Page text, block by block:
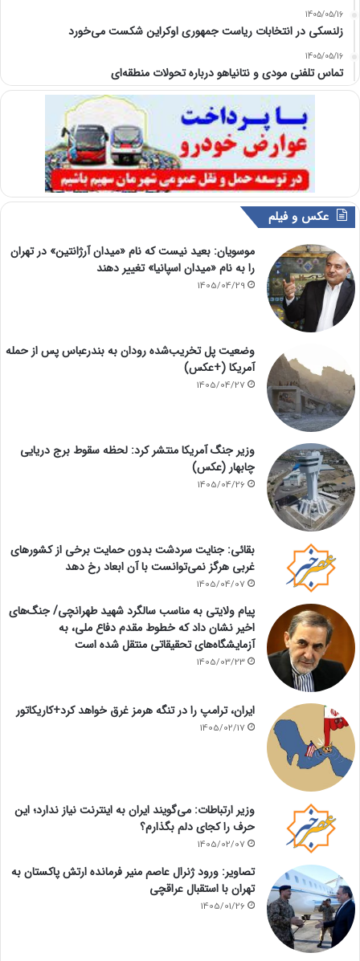
1405/05/16
زلنسکی در انتخابات ریاست جمهوری اوکراین شکست می‌خورد
1405/05/16
تماس تلفنی مودی و نتانیاهو درباره تحولات منطقه‌ای
عکس و فیلم
موسویان: بعید نیست که نام «میدان آرژانتین» در تهران
را به نام «میدان اسپانیا» تغییر دهند
1405/04/29
وضعیت پل تخریب‌شده رودان به بندرعباس پس از حمله
آمریکا (+عکس)
1405/04/27
وزیر جنگ آمریکا منتشر کرد: لحظه سقوط برج دریایی
چابهار (عکس)
1405/04/26
بقائی: جنایت سردشت بدون حمایت برخی از کشورهای
غربی هرگز نمی‌توانست با آن ابعاد رخ دهد
1405/04/07
پیام ولایتی به مناسب سالگرد شهید طهرانچی/ جنگ‌های
اخیر نشان داد که خطوط مقدم دفاع ملی، به
آزمایشگاه‌های تحقیقاتی منتقل شده است
1405/03/23
ایران، ترامپ را در تنگه هرمز غرق خواهد کرد+کاریکاتور
1405/02/17
وزیر ارتباطات: می‌گویند ایران به اینترنت نیاز ندارد؛ این
حرف را کجای دلم بگذارم؟
1405/02/07
تصاویر: ورود ژنرال عاصم منیر فرمانده ارتش پاکستان به
تهران با استقبال عراقچی
1405/01/26